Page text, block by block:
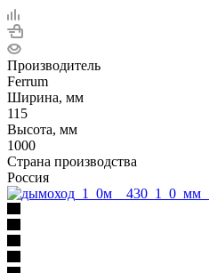
Производитель
Ferrum
Ширина, мм
115
Высота, мм
1000
Страна производства
Россия